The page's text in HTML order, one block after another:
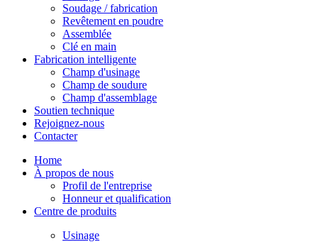
Soudage / fabrication
Revêtement en poudre
Assemblée
Clé en main
Fabrication intelligente
Champ d'usinage
Champ de soudure
Champ d'assemblage
Soutien technique
Rejoignez-nous
Contacter
Home
À propos de nous
Profil de l'entreprise
Honneur et qualification
Centre de produits
Usinage